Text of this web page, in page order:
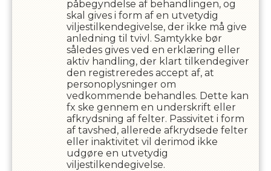
påbegyndelse af behandlingen, og
skal gives i form af en utvetydig
viljestilkendegivelse, der ikke må give
anledning til tvivl. Samtykke bør
således gives ved en erklæring eller
aktiv handling, der klart tilkendegiver
den registreredes accept af, at
personoplysninger om
vedkommende behandles. Dette kan
fx ske gennem en underskrift eller
afkrydsning af felter. Passivitet i form
af tavshed, allerede afkrydsede felter
eller inaktivitet vil derimod ikke
udgøre en utvetydig
viljestilkendegivelse.